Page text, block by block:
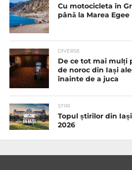
Cu motocicleta în
până la Marea Egee
DIVERSE
De ce tot mai mulți
de noroc din Iași
înainte de a juca
STIRI
Topul știrilor din
2026